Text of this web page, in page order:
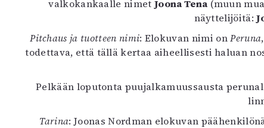
valkokankaalle nimet Joona Tena (muun
näyttelijöitä:
Pitchaus ja tuotteen nimi: Elokuvan nimi onPeruna
todettava, että tällä kertaa aiheellisesti haluan
Pelkään loputonta puujalkamuussausta
Tarina: Joonas Nordman elokuvan